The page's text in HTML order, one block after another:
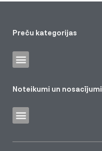
Preču kategorijas
Noteikumi un nosacījumi